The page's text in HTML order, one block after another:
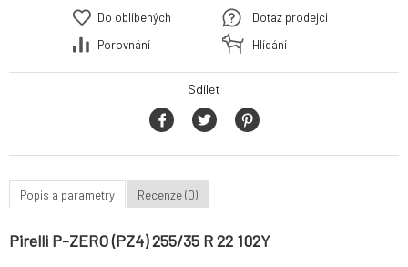
Do oblíbených
Porovnání
Dotaz prodejci
Hlídání
Sdílet
Popis a parametry Recenze (0)
Pirelli P-ZERO (PZ4) 255/35 R 22 102Y